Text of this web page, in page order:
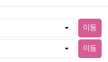
이동
이동